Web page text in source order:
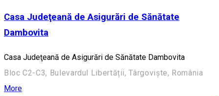
Casa Judeţeană de Asigurări de Sănătate
Dambovita
Casa Judeţeană de Asigurări de Sănătate Dambovita
Bloc C2-C3, Bulevardul Libertății, Târgoviște, România
More